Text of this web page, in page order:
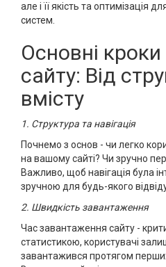
але і її якість та оптимізація
систем.
Основні кроки
сайту: Від
вмісту
1. Структура та навігація
Почнемо з основ - чи легко
на вашому сайті? Чи зручно
Важливо, щоб навігація була
зручною для будь-якого
2. Швидкість завантаження
Час завантаження сайту -
статистикою, користувачі
завантажився протягом